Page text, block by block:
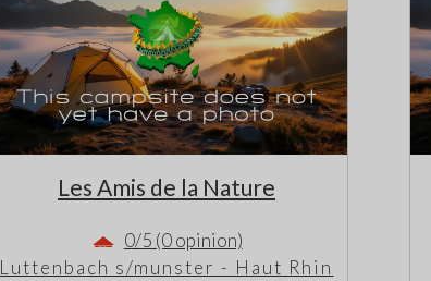
Les Amis de la Nature
0/5 (0 opinion)
Luttenbach s/munster - Haut Rhin